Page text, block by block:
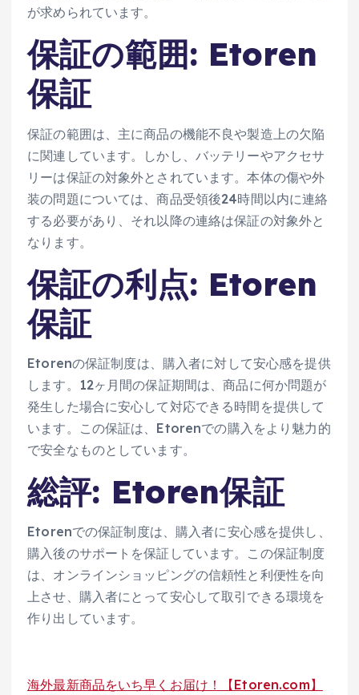
が求められています​​。
保証の範囲: Etoren
保証
保証の範囲は、主に商品の機能不良や製造上の欠陥
に関連しています。しかし、バッテリーやアクセサ
リーは保証の対象外とされています。本体の傷や外
装の問題については、商品受領後24時間以内に連絡
する必要があり、それ以降の連絡は保証の対象外と
なります​​。
保証の利点: Etoren
保証
Etorenの保証制度は、購入者に対して安心感を提供
します。12ヶ月間の保証期間は、商品に何か問題が
発生した場合に安心して対応できる時間を提供して
います​​。この保証は、Etorenでの購入をより魅力的
で安全なものとしています。
総評: Etoren保証
Etorenでの保証制度は、購入者に安心感を提供し、
購入後のサポートを保証しています。この保証制度
は、オンラインショッピングの信頼性と利便性を向
上させ、購入者にとって安心して取引できる環境を
作り出しています。
海外最新商品をいち早くお届け！【Etoren.com】